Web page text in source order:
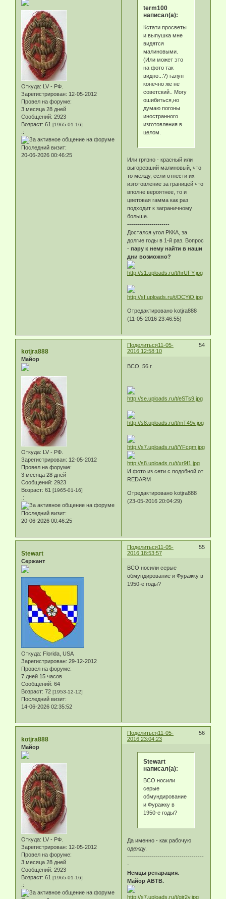
Откуда: LV - РФ.
Зарегистрирован: 12-05-2012
Провел на форуме:
3 месяца 28 дней
Сообщений: 2923
Возраст: 61 [1965-01-16]
.:
Последний визит:
20-06-2026 00:46:25
term100
написал(а):
Кстати просветы
и выпушка мне
видятся
малиновыми.
(Или может это
на фото так
видно...?) галун
конечно же не
советский.. Могу
ошибиться,но
думаю погоны
иностранного
изготовления в
целом.
Или грязно - красный или
выгоревший малиновый, что
то между, если отнести их
изготовление за границей что
вполне вероятнее, то и
цветовая гамма как раз
подходит к заграничному
больше.
---------------------
Достался угол РККА, за
долгие годы в 1-й раз. Вопрос
-пару к нему найти в наши
дни возможно?
Отредактировано kotjra888
(11-05-2016 23:46:55)
Поделиться 54
11-05-
2016 12:58:10
kotjra888
Майор
Откуда: LV - РФ.
Зарегистрирован: 12-05-2012
Провел на форуме:
3 месяца 28 дней
Сообщений: 2923
Возраст: 61 [1965-01-16]
.:
Последний визит:
20-06-2026 00:46:25
ВСО, 56 г.
И фото из сети с подобной от
REDARM
Отредактировано kotjra888
(23-05-2016 20:04:29)
Поделиться 55
11-05-
2016 18:53:57
Stewart
Сержант
Откуда: Florida, USA
Зарегистрирован: 29-12-2012
Провел на форуме:
7 дней 15 часов
Сообщений: 64
Возраст: 72 [1953-12-12]
Последний визит:
14-06-2026 02:35:52
ВСО носили серые
обмундирование и Фуражку в
1950-е годы?
Поделиться 56
11-05-
2016 23:04:23
kotjra888
Майор
Откуда: LV - РФ.
Зарегистрирован: 12-05-2012
Провел на форуме:
3 месяца 28 дней
Сообщений: 2923
Возраст: 61 [1965-01-16]
.:
Stewart
написал(а):
ВСО носили
серые
обмундирование
и Фуражку в
1950-е годы?
Да именно - как рабочую
одежду.
--------------------------------------
-
Немцы репарация.
Майор АВТВ.